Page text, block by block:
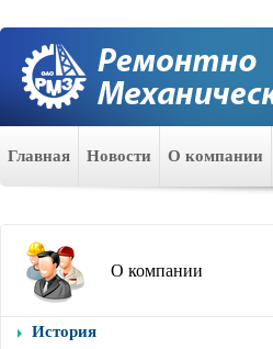
Главная Новости О компании
О компании
История